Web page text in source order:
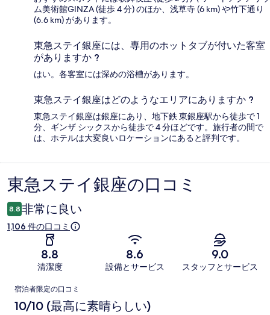
ム美術館GINZA (徒歩 4 分) のほか、浅草寺 (6 km) や竹下通り
(6.6 km) があります。
東急ステイ銀座には、専用のホットタブが付いた客室
がありますか ?
はい。各客室には深めの浴槽があります。
東急ステイ銀座はどのようなエリアにありますか ?
東急ステイ銀座は銀座にあり、地下鉄 東銀座駅から徒歩で 1
分、ギンザ シックスから徒歩で 4 分ほどです。旅行者の間で
は、ホテルは大変良いロケーションにあると評判です。
口
コ
ミ
東急ステイ銀座の口コミ
8.8 非常に良い
1,106 件の口コミ
8.8
清潔度
8.6
設備とサービス
9.0
スタッフとサービス
口
コ
宿泊者限定の口コミ
10/10 (最高に素晴らしい)